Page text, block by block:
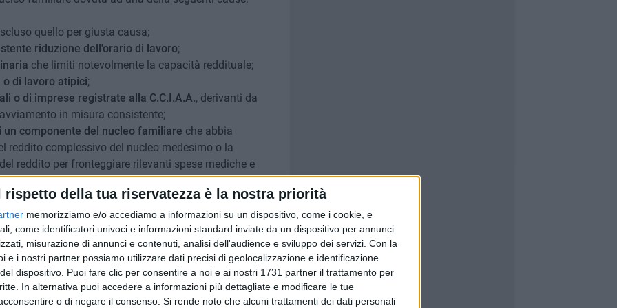
rispetto della tua riservatezza è la nostra priorità
memorizziamo e/o accediamo a informazioni su un dispositivo, come i cookie, e
come identificatori univoci e informazioni standard inviate da un dispositivo per annunci
misurazione di annunci e contenuti, analisi dell'audience e sviluppo dei servizi. Con la
e i nostri partner possiamo utilizzare dati precisi di geolocalizzazione e identificazione
dispositivo. Puoi fare clic per consentire a noi e ai nostri 1731 partner il trattamento per
In alternativa puoi accedere a informazioni più dettagliate e modificare le tue
o di negare il consenso. Si rende noto che alcuni trattamenti dei dati personali
quello per giusta causa;
riduzione dell'orario di lavoro;
che limiti notevolmente la capacità reddituale;
di lavoro atipici;
o di imprese registrate alla C.C.I.A.A., derivanti da
in misura consistente;
componente del nucleo familiare che abbia
reddito complessivo del nucleo medesimo o la
reddito per fronteggiare rilevanti spese mediche e
eccezionale,i coniugi separati o divorziati che
a)copia del contratto di locazione regolarmente
per morosità con citazione per la convalida, dalla
della morosità e, se già intervenuta,
copia del verbale